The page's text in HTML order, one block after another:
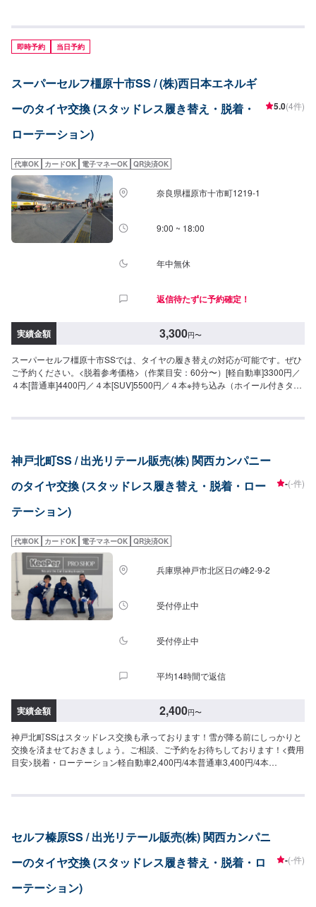
即時予約 当日予約
スーパーセルフ橿原十市SS / (株)西日本エネルギ
ーのタイヤ交換 (スタッドレス履き替え・脱着・
ローテーション)
5.0(4件)
代車OK カードOK 電子マネーOK QR決済OK
奈良県橿原市十市町1219-1
9:00 ~ 18:00
年中無休
返信待たずに予約確定！
実績金額 3,300円〜
スーパーセルフ橿原十市SSでは、タイヤの履き替えの対応が可能です。ぜひ
ご予約ください。<脱着参考価格>（作業目安：60分〜）[軽自動車]3300円／
４本[普通車]4400円／４本[SUV]5500円／４本※持ち込み（ホイール付きタイ
神戸北町SS / 出光リテール販売(株) 関西カンパニー
のタイヤ交換 (スタッドレス履き替え・脱着・ロー
テーション)
-(-件)
代車OK カードOK 電子マネーOK QR決済OK
兵庫県神戸市北区日の峰2-9-2
受付停止中
受付停止中
平均14時間で返信
実績金額 2,400円〜
神戸北町SSはスタッドレス交換も承っております！雪が降る前にしっかりと
交換を済ませておきましょう。ご相談、ご予約をお待ちしております！<費用
目安>脱着・ローテーション軽自動車2,400円/4本普通車3,400円/4本
セルフ榛原SS / 出光リテール販売(株) 関西カンパニ
ーのタイヤ交換 (スタッドレス履き替え・脱着・ロ
ーテーション)
-(-件)